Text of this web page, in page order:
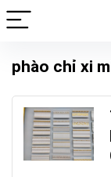
phào chỉ xi